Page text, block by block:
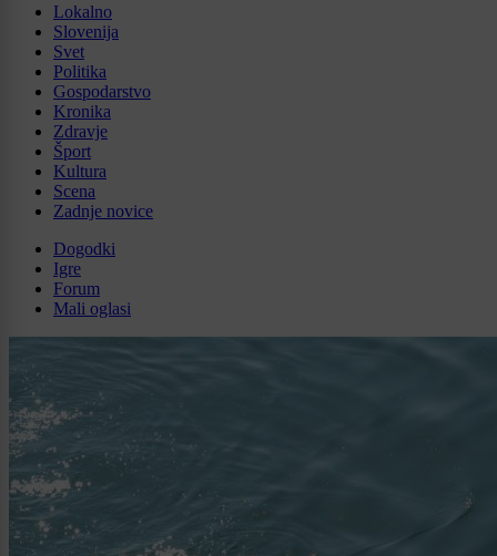
Lokalno
Slovenija
Svet
Politika
Gospodarstvo
Kronika
Zdravje
Šport
Kultura
Scena
Zadnje novice
Dogodki
Igre
Forum
Mali oglasi